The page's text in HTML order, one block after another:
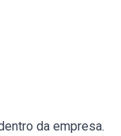
da empresa.